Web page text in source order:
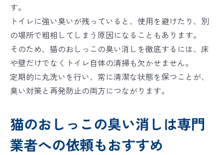
す。
トイレに強い臭いが残っていると、使用を避けたり、別
の場所で粗相してしまう原因になることもあります。
そのため、猫のおしっこの臭い消しを徹底するには、床
や壁だけでなくトイレ自体の清掃も欠かせません。
定期的に丸洗いを行い、常に清潔な状態を保つことが、
臭い対策と再発防止の両方につながります。
猫のおしっこの臭い消しは専門
業者への依頼もおすすめ